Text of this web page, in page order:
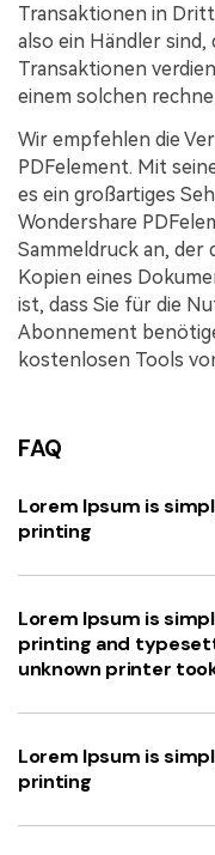
Transaktionen in
also ein Händler
Transaktionen
einem solchen
Wir empfehlen die
PDFelement. Mit
es ein großartiges
Wondershare
Sammeldruck an,
Kopien eines
ist, dass Sie für die
Abonnement
kostenlosen Tools
FAQ
Lorem Ipsum is
printing
Lorem Ipsum is
printing and
unknown printer
Lorem Ipsum is
printing